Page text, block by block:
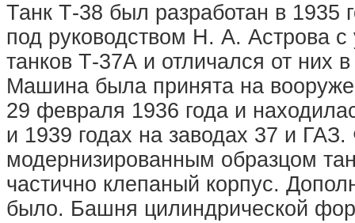
Танк Т-38 был разработан в 1935
под руководством Н. А. Астрова
танков Т-37А и отличался от них
Машина была принята на
29 февраля 1936 года и
и 1939 годах на заводах 37 и ГАЗ.
модернизированным образцом
частично клепаный корпус.
было. Башня цилиндрической